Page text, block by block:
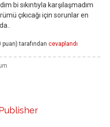
bi sıkıntıyla karşılaşmadım
çıkıcağı için sorunlar en
puan) tarafından cevaplandı